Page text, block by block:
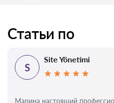
Статьи по
S
Site Yönetimi
Марина настоящий